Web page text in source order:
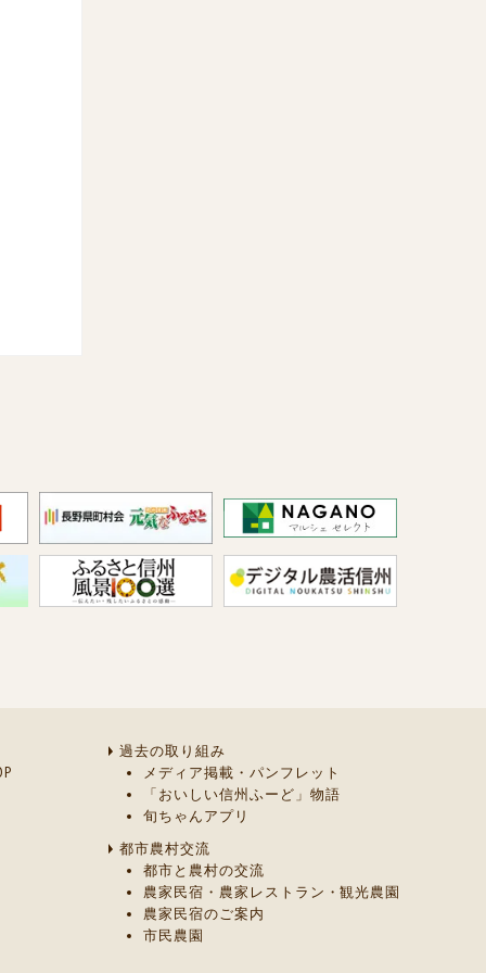
過去の取り組み
メディア掲載・パンフレット
「おいしい信州ふーど」物語
旬ちゃんアプリ
都市農村交流
都市と農村の交流
農家民宿・農家レストラン・観光農園
農家民宿のご案内
市民農園